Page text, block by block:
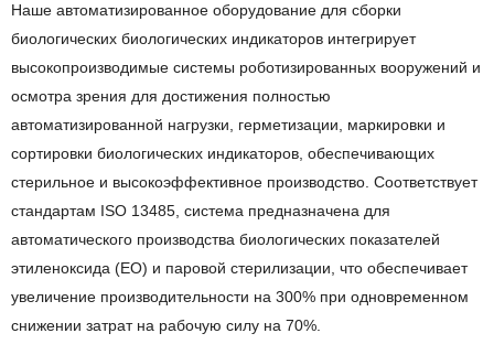
Наше автоматизированное оборудование для сборки
биологических биологических индикаторов интегрирует
высокопроизводимые системы роботизированных вооружений и
осмотра зрения для достижения полностью
автоматизированной нагрузки, герметизации, маркировки и
сортировки биологических индикаторов, обеспечивающих
стерильное и высокоэффективное производство. Соответствует
стандартам ISO 13485, система предназначена для
автоматического производства биологических показателей
этиленоксида (EO) и паровой стерилизации, что обеспечивает
увеличение производительности на 300% при одновременном
снижении затрат на рабочую силу на 70%.